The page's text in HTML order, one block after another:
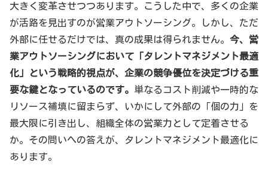
大きく変革させつつあります。こうした中で、多くの企業
が活路を見出すのが営業アウトソーシング。しかし、ただ
外部に任せるだけでは、真の成果は得られません。 今、営
業アウトソーシングにおいて「タレントマネジメント最適
化」という戦略的視点が、企業の競争優位を決定づける重
要な鍵となっているのです。 単なるコスト削減や一時的な
リソース補填に留まらず、いかにして外部の「個の力」を
最大限に引き出し、組織全体の営業力として定着させる
か。その問いへの答えが、タレントマネジメント最適化に
あります。